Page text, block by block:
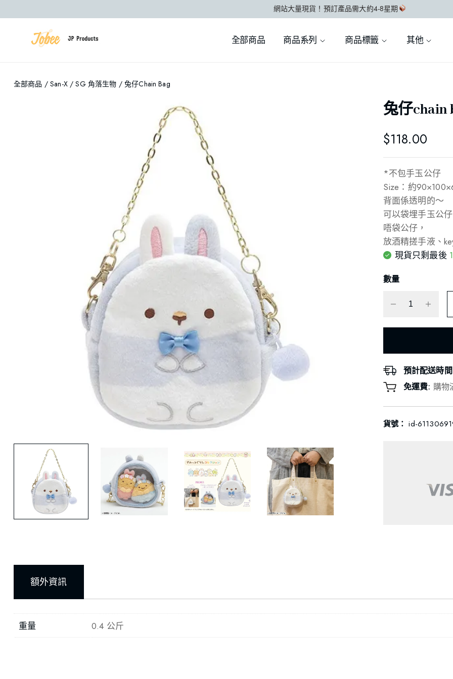
網站大量現貨！預訂產品需大約4-8星期
全部商品 商品系列 商品標籤 其他
全部商品 /San-X/SG 角落生物 / 兔仔chain Bag
兔仔chain
$118.00
*不包手玉公仔
Size：約
背面係透明的～
可以袋埋手玉公
唔袋公仔，
放酒精搓手液、
現貨只剩最後 1
數量
預計配送時
免運費: 購物
貨號：id-
額外資訊
重量 0.4 公斤